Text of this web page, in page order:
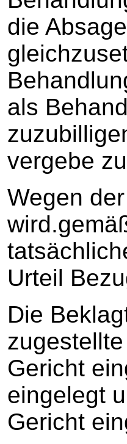
die
als
vergebe
Wegen
Urteil
Die
Gericht
eingelegt
Gericht